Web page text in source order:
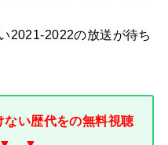
2021-2022の放送が待ち
い歴代をの無料視聴